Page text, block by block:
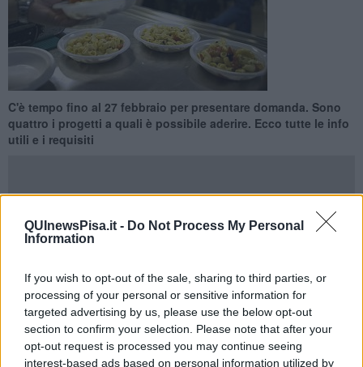
QUInewsPisa.it - Do Not Process My Personal
Information
If you wish to opt-out of the sale, sharing to third parties, or
processing of your personal or sensitive information for
targeted advertising by us, please use the below opt-out
section to confirm your selection. Please note that after your
opt-out request is processed you may continue seeing
interest-based ads based on personal information utilized by
C'è tempo fino al 27 febbraio per presentare domanda. Sono
quattro i progetti a quali è possibile aderire. Ecco tutte le info
utili e i requisiti
PISA —La scadenza del bando per il Servizio civile universale è
che elenca i progetti ai quali è possibile aderire sono.
In tutto sono quattro: “Cittadini invisibili - Pisa”, “Non solo scuola
2024”, “In cammino con gli ultimi - Pisa” e “In cammino con gli ultimi
a scuola e non solo - Toscana”.